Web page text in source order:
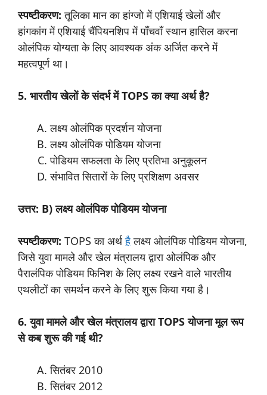
स्पष्टीकरण: तूलिका मान का हांग्जो में एशियाई खेलों और
हांगकांग में एशियाई चैंपियनशिप में पाँचवाँ स्थान हासिल करना
ओलंपिक योग्यता के लिए आवश्यक अंक अर्जित करने में
महत्वपूर्ण था।
5. भारतीय खेलों के संदर्भ में TOPS का क्या अर्थ है?
लक्ष्य ओलंपिक प्रदर्शन योजना
लक्ष्य ओलंपिक पोडियम योजना
पोडियम सफलता के लिए प्रतिभा अनुकूलन
संभावित सितारों के लिए प्रशिक्षण अवसर
उत्तर: B) लक्ष्य ओलंपिक पोडियम योजना
स्पष्टीकरण: TOPS का अर्थहैलक्ष्य ओलंपिक पोडियम योजना,
जिसे युवा मामले और खेल मंत्रालय द्वारा ओलंपिक और
पैरालंपिक पोडियम फिनिश के लिए लक्ष्य रखने वाले भारतीय
एथलीटों का समर्थन करने के लिए शुरू किया गया है।
6. युवा मामले और खेल मंत्रालय द्वारा TOPS योजना मूल रूप
से कब शुरू की गई थी?
सितंबर 2010
सितंबर 2012